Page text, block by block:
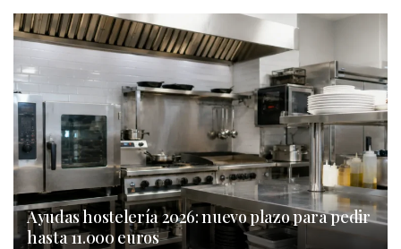
Ayudas hostelería 2026: nuevo plazo para pedir
hasta 11.000 euros